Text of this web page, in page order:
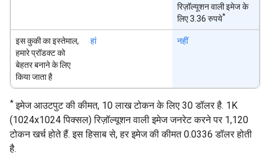
रिज़ॉल्यूशन वाली इमेज के
लिए 3.36 रुपये*
इस कुकी का इस्तेमाल,
हमारे प्रॉडक्ट को
बेहतर बनाने के लिए
किया जाता है
हां नहीं
* इमेज आउटपुट की कीमत, 10 लाख टोकन के लिए 30 डॉलर है. 1K
(1024x1024 पिक्सल) रिज़ॉल्यूशन वाली इमेज जनरेट करने पर 1,120
टोकन खर्च होते हैं. इस हिसाब से, हर इमेज की कीमत 0.0336 डॉलर होती
है.